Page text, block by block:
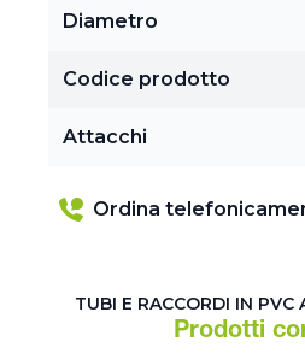
Diametro
Codice prodotto
Attacchi
Ordina
TUBI E RACCORDI IN PVC
Prodotti